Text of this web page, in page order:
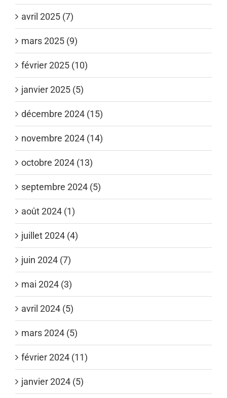
avril 2025 (7)
mars 2025 (9)
février 2025 (10)
janvier 2025 (5)
décembre 2024 (15)
novembre 2024 (14)
octobre 2024 (13)
septembre 2024 (5)
août 2024 (1)
juillet 2024 (4)
juin 2024 (7)
mai 2024 (3)
avril 2024 (5)
mars 2024 (5)
février 2024 (11)
janvier 2024 (5)